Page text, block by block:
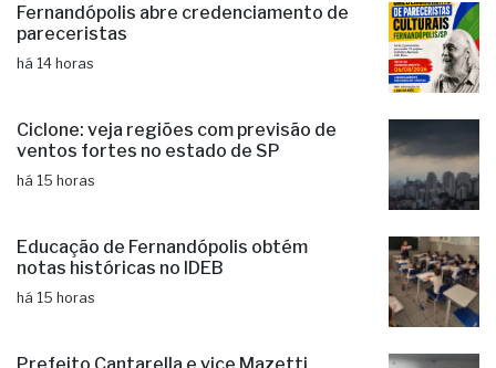
Fernandópolis abre credenciamento de
pareceristas
há 14 horas
Ciclone: veja regiões com previsão de
ventos fortes no estado de SP
há 15 horas
Educação de Fernandópolis obtém
notas históricas no IDEB
há 15 horas